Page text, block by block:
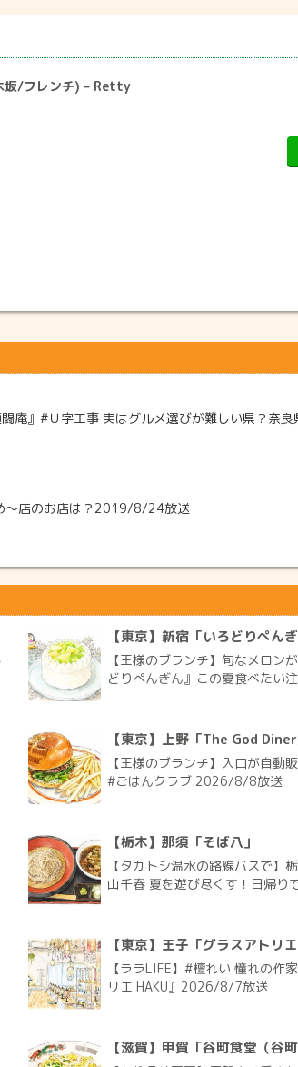
坂/フレンチ) – Retty
庵』#Ｕ字工事 実はグルメ選びが難しい県？
〜店のお店は？2019/8/24放送
【東京】新宿「いろどりぺんぎ
【王様のブランチ】旬なメロン
どりぺんぎん』この夏食べた
【東京】上野「The God Diner
【王様のブランチ】入口が自動
#ごはんクラブ 2026/8/8放送
【栃木】那須「そば八」
【タカトシ温水の路線バスで】
山千春 夏を遊び尽くす！日帰
【東京】王子「グラスアトリエ
【ララLIFE】#檀れい 憧れの作
リエ HAKU』2026/8/7放送
【滋賀】甲賀「谷町食堂（谷